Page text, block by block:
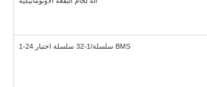
1-24 سلسلة/1-32 سلسلة اختبار BMS